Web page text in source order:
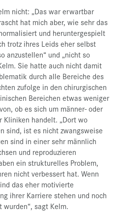
nicht: „Das war erwartbar
hat mich aber, wie sehr das
und heruntergespielt
trotz ihres Leids eher selbst
anzustellen“ und „nicht so
Sie hatte auch nicht damit
durch alle Bereiche des
zufolge in den chirurgischen
Bereichen etwas weniger
ob es sich um männer- oder
handelt. „Dort wo
sind, ist es nicht zwangsweise
sind in einer sehr männlich
und reproduzieren
ein strukturelles Problem,
nicht verbessert hat. Wenn
das eher motivierte
ihrer Karriere stehen und noch
sagt Kelm.